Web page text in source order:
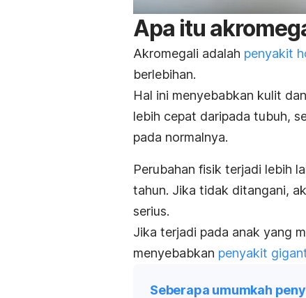
Apa itu
Akromegali adalah penyakit
berlebihan.
Hal ini menyebabkan kulit
lebih cepat daripada tubuh,
pada normalnya.
Perubahan fisik terjadi lebih
tahun. Jika tidak ditangani,
serius.
Jika terjadi pada anak yang
menyebabkan penyakit
Seberapa umumkah